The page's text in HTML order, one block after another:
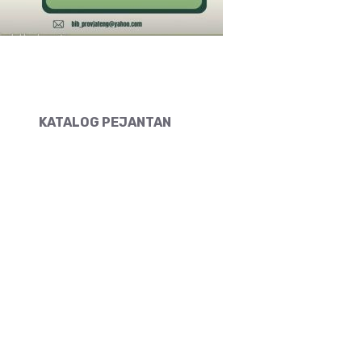
KATALOG PEJANTAN